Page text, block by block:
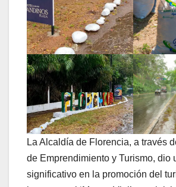
La Alcaldía de Florencia, a través
de Emprendimiento y Turismo, dio
significativo en la promoción del